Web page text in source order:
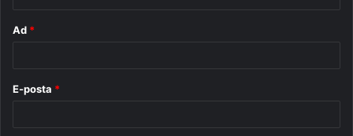
Ad *
E-posta *